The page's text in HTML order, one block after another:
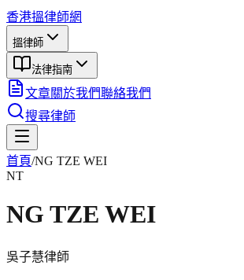
香港搵律師網
搵律師
法律指南
文章關於我們聯絡我們
搜尋律師
首頁/NG TZE WEI
NT
NG TZE WEI
吳子慧律師